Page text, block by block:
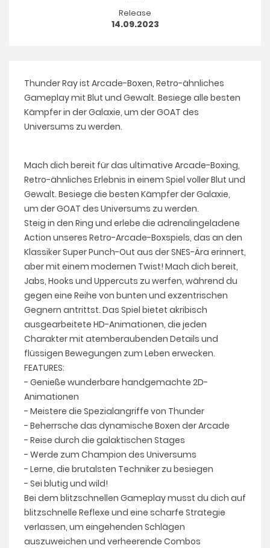
Release
14.09.2023
Thunder Ray ist Arcade-Boxen, Retro-ähnliches
Gameplay mit Blut und Gewalt. Besiege alle besten
Kämpfer in der Galaxie, um der GOAT des
Universums zu werden.
Mach dich bereit für das ultimative Arcade-Boxing,
Retro-ähnliches Erlebnis in einem Spiel voller Blut und
Gewalt. Besiege die besten Kämpfer der Galaxie,
um der GOAT des Universums zu werden.
Steig in den Ring und erlebe die adrenalingeladene
Action unseres Retro-Arcade-Boxspiels, das an den
Klassiker Super Punch-Out aus der SNES-Ära erinnert,
aber mit einem modernen Twist! Mach dich bereit,
Jabs, Hooks und Uppercuts zu werfen, während du
gegen eine Reihe von bunten und exzentrischen
Gegnern antrittst. Das Spiel bietet akribisch
ausgearbeitete HD-Animationen, die jeden
Charakter mit atemberaubenden Details und
flüssigen Bewegungen zum Leben erwecken.
FEATURES:
- Genieße wunderbare handgemachte 2D-
Animationen
- Meistere die Spezialangriffe von Thunder
- Beherrsche das dynamische Boxen der Arcade
- Reise durch die galaktischen Stages
- Werde zum Champion des Universums
- Lerne, die brutalsten Techniker zu besiegen
- Sei blutig und wild!
Bei dem blitzschnellen Gameplay musst du dich auf
blitzschnelle Reflexe und eine scharfe Strategie
verlassen, um eingehenden Schlägen
auszuweichen und verheerende Combos